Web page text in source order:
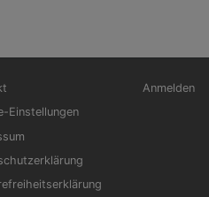
Einstellungen
Anmelden